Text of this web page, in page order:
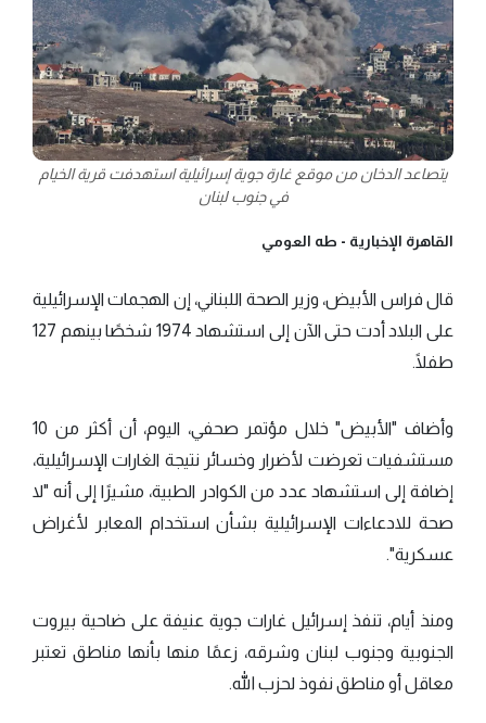
يتصاعد الدخان من موقع غارة جوية إسرائيلية استهدفت قرية الخيام
في جنوب لبنان
القاهرة الإخبارية - طه العومي
قال فراس الأبيض، وزير الصحة اللبناني، إن الهجمات الإسرائيلية
على البلاد أدت حتى الآن إلى استشهاد 1974 شخصًا بينهم 127
طفلًا.
وأضاف "الأبيض" خلال مؤتمر صحفي، اليوم، أن أكثر من 10
مستشفيات تعرضت لأضرار وخسائر نتيجة الغارات الإسرائيلية،
إضافة إلى استشهاد عدد من الكوادر الطبية، مشيرًا إلى أنه "لا
صحة للادعاءات الإسرائيلية بشأن استخدام المعابر لأغراض
عسكرية".
ومنذ أيام، تنفذ إسرائيل غارات جوية عنيفة على ضاحية بيروت
الجنوبية وجنوب لبنان وشرقه، زعمًا منها بأنها مناطق تعتبر
معاقل أو مناطق نفوذ لحزب الله.